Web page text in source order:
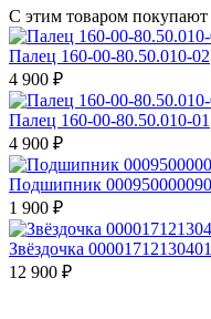
С этим товаром покупают
Палец 160-00-80.50.010-02
4 900 ₽
Палец 160-00-80.50.010-01
4 900 ₽
Подшипник
1 900 ₽
Звёздочка 00001712130401
12 900 ₽